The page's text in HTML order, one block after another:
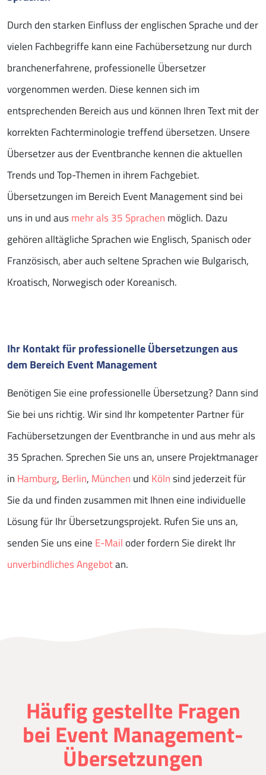
Durch den starken Einfluss der englischen Sprache und der
vielen Fachbegriffe kann eine Fachübersetzung nur durch
branchenerfahrene, professionelle Übersetzer
vorgenommen werden. Diese kennen sich im
entsprechenden Bereich aus und können Ihren Text mit der
korrekten Fachterminologie treffend übersetzen. Unsere
Übersetzer aus der Eventbranche kennen die aktuellen
Trends und Top-Themen in ihrem Fachgebiet.
Übersetzungen im Bereich Event Management sind bei
uns in und ausmehr als 35 Sprachen möglich. Dazu
gehören alltägliche Sprachen wie Englisch, Spanisch oder
Französisch, aber auch seltene Sprachen wie Bulgarisch,
Kroatisch, Norwegisch oder Koreanisch.
Ihr Kontakt für professionelle Übersetzungen aus
dem Bereich Event Management
Benötigen Sie eine professionelle Übersetzung? Dann sind
Sie bei uns richtig. Wir sind Ihr kompetenter Partner für
Fachübersetzungen der Eventbranche in und aus mehr als
35 Sprachen. Sprechen Sie uns an, unsere Projektmanager
in Hamburg, Berlin, München und Kölnsind jederzeit für
Sie da und finden zusammen mit Ihnen eine individuelle
Lösung für Ihr Übersetzungsprojekt. Rufen Sie uns an,
senden Sie uns eine E-Mailoder fordern Sie direkt Ihr
unverbindliches Angebotan.
Häufig gestellte Fragen
bei Event Management-
Übersetzungen